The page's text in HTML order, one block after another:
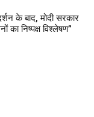
के बाद, मोदी सरकार
का निष्पक्ष विश्लेषण”